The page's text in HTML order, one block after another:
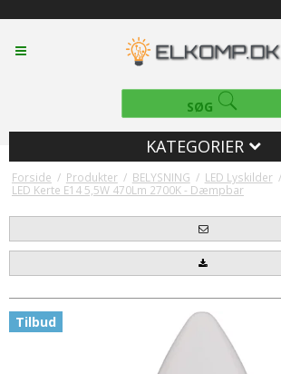
SØG
KATEGORIER
Forside / Produkter / BELYSNING / LED Lyskilder /
LED Kerte E14 5,5W 470Lm 2700K - Dæmpbar
Tilbud